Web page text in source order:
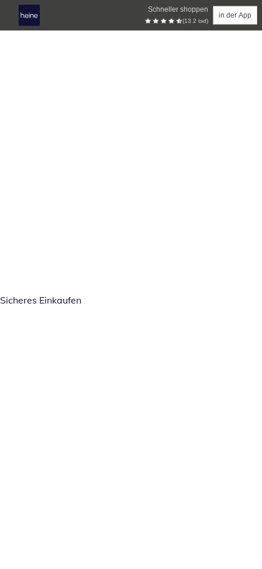
Schneller shoppen
(13.2 tsd)
in der App
Sicheres Einkaufen